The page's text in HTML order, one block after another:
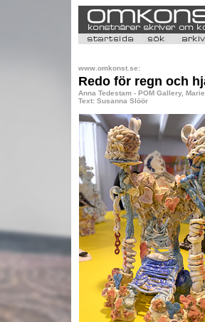
www.omkonst.se:
Redo för regn och
Anna Tedestam - POM Gallery,
Text: Susanna Slöör